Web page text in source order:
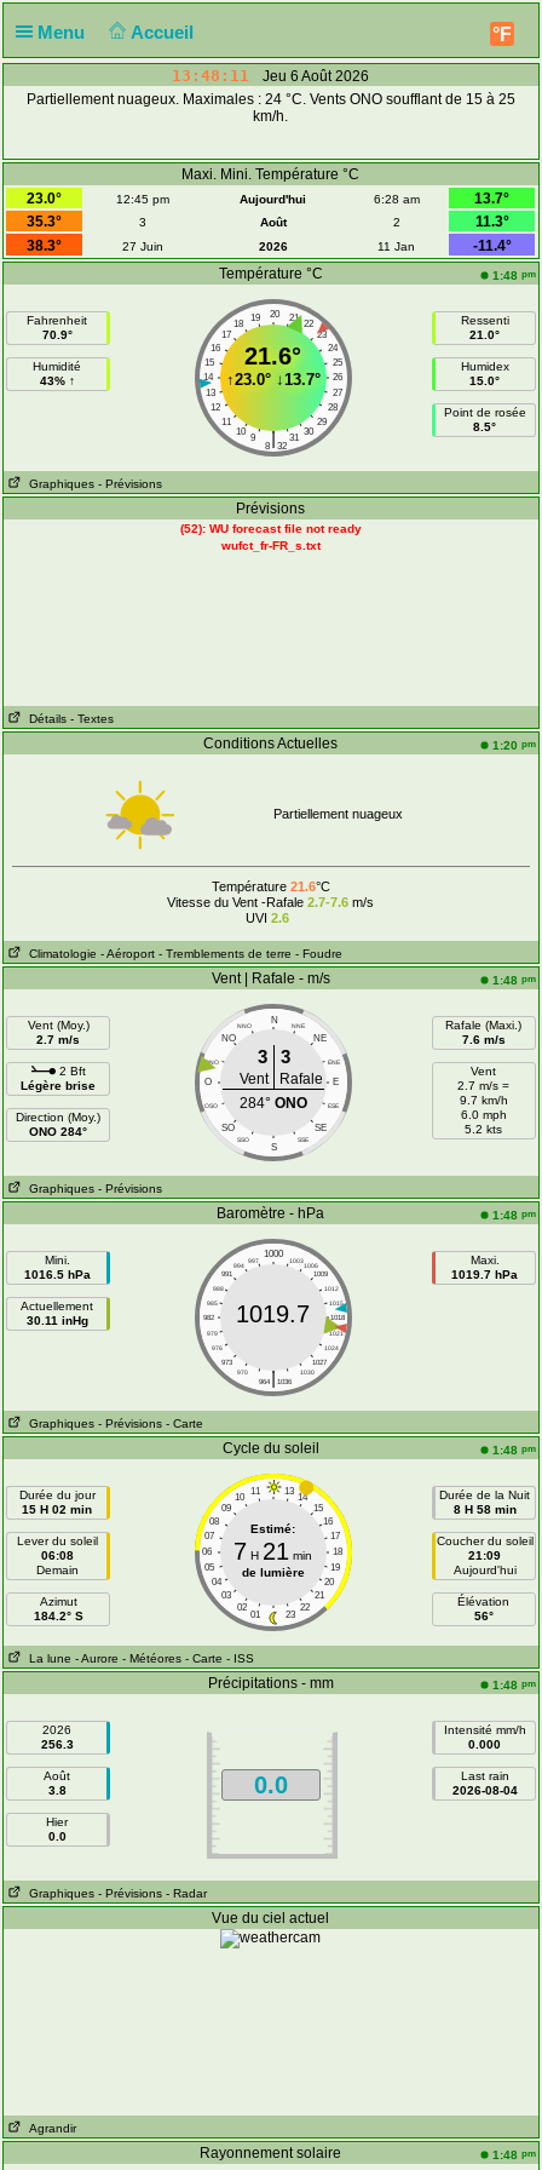
Menu Accueil °F
13:48:11
Jeu 6 Août 2026
Partiellement nuageux. Maximales : 24 °C. Vents ONO soufflant de 15 à 25
km/h.
Maxi. Mini. Température °C
23.0°
12:45 pm Aujourd'hui 6:28 am
13.7°
35.3°
3 Août 2
11.3°
38.3°
27 Juin 2026 11 Jan
-11.4°
Température °C
1:48 pm
Fahrenheit
70.9°
Humidité
43% ↑
20
19 21
18
22
17
23
16
24
15
25
14
26
13
27
12
28
11
29
10
30
9 31
|
8 32
21.6°
↑23.0°↓13.7°
Ressenti
21.0°
Humidex
15.0°
Point de rosée
8.5°
Graphiques - Prévisions
Prévisions
(52): WU forecast file not ready
wufct_fr-FR_s.txt
Détails - Textes
Conditions Actuelles 1:20 pm
Partiellement nuageux
Température 21.6°C
Vitesse du Vent -Rafale2.7-7.6 m/s
UVI 2.6
Climatologie - Aéroport - Tremblements de terre - Foudre
Vent | Rafale - m/s 1:48 pm
Vent (Moy.)
2.7 m/s
2 Bft
Légère brise
Direction (Moy.)
ONO 284°
N
NNO NNE
NO NE
ONO ENE
O E
OSO ESE
SO SE
SSO SSE
S
3 3
Vent
Rafale
284° ONO
Rafale (Maxi.)
7.6 m/s
Vent
2.7 m/s =
9.7 km/h
6.0 mph
5.2 kts
Graphiques - Prévisions
Baromètre - hPa 1:48 pm
Mini.
1016.5 hPa
Actuellement
30.11 inHg
1000
997 1003
994
1006
991
1009
988
1012
985
1015
982
1018
979
1021
976
1024
973
1027
970
1030
|
964 1036
1019.7
Maxi.
1019.7 hPa
Graphiques - Prévisions - Carte
Cycle du soleil 1:48 pm
Durée du jour
15 H 02 min
Lever du soleil
06:08
Demain
Azimut
184.2° S
11 13
10
14
09
15
08
16
07
17
06
18
05
19
04
20
03
21
02
22
01 23
Estimé:
7 H 21 min
de lumière
Durée de la Nuit
8 H 58 min
Coucher du soleil
21:09
Aujourd'hui
Élévation
56°
La lune - Aurore - Météores - Carte - ISS
Précipitations - mm 1:48 pm
2026
256.3
Août
3.8
Hier
0.0
0.0
Intensité mm/h
0.000
Last rain
2026-08-04
Graphiques - Prévisions - Radar
Vue du ciel actuel
Agrandir
Rayonnement solaire 1:48 pm